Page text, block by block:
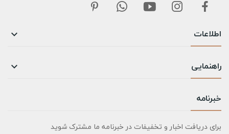
اطلاعات 
راهنمایی 
خبرنامه
برای دریافت اخبار و تخفیفات در خبرنامه ما مشترک شوید